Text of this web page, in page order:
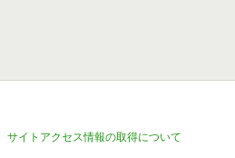
サイトアクセス情報の取得について